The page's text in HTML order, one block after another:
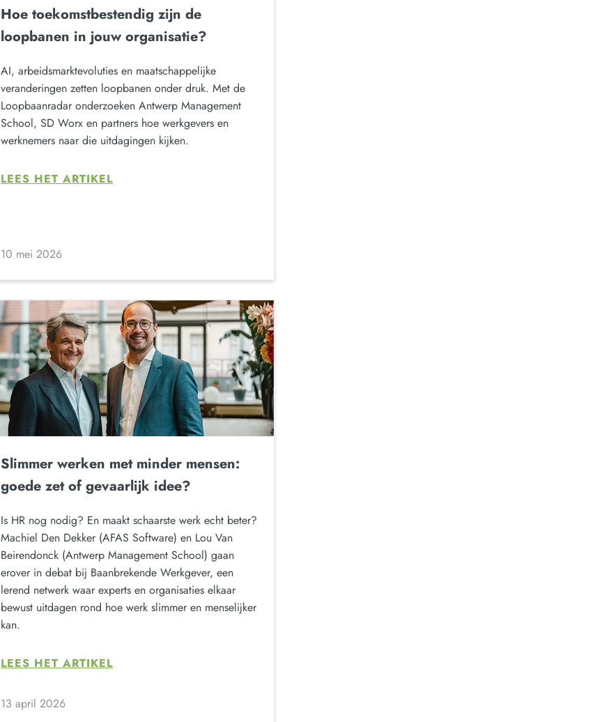
Hoe toekomstbestendig zijn de
loopbanen in jouw organisatie?
AI, arbeidsmarktevoluties en maatschappelijke
veranderingen zetten loopbanen onder druk. Met de
Loopbaanradar onderzoeken Antwerp Management
School, SD Worx en partners hoe werkgevers en
werknemers naar die uitdagingen kijken.
LEES HET ARTIKEL
10 mei 2026
Slimmer werken met minder mensen:
goede zet of gevaarlijk idee?
Is HR nog nodig? En maakt schaarste werk echt beter?
Machiel Den Dekker (AFAS Software) en Lou Van
Beirendonck (Antwerp Management School) gaan
erover in debat bij Baanbrekende Werkgever, een
lerend netwerk waar experts en organisaties elkaar
bewust uitdagen rond hoe werk slimmer en menselijker
kan.
LEES HET ARTIKEL
13 april 2026